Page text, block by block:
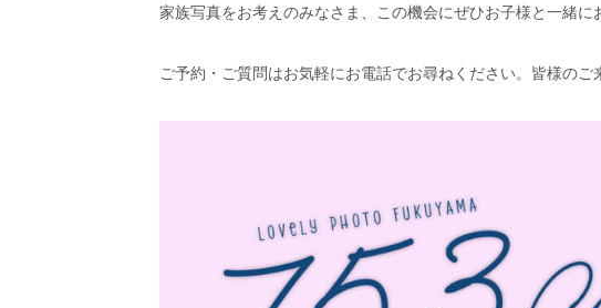
家族写真をお考えのみなさま、この機会にぜひお子様と一緒に
ご予約・ご質問はお気軽にお電話でお尋ねください。皆様のご